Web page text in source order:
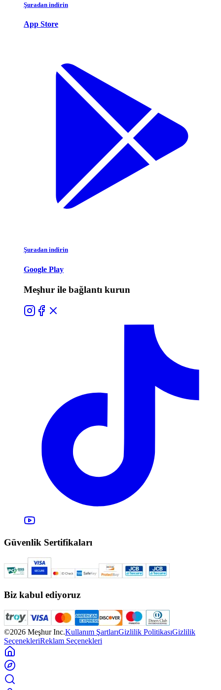
Şuradan indirin
App Store
Şuradan indirin
Google Play
Meşhur ile bağlantı kurun
Güvenlik Sertifikaları
Biz kabul ediyoruz
©2026 Meşhur Inc.Kullanım ŞartlarıGizlilik PolitikasıGizlilik
SeçenekleriReklam Seçenekleri